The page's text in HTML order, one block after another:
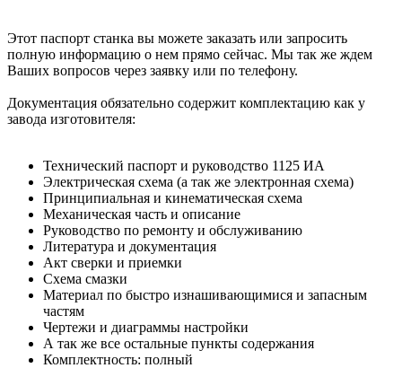
Этот паспорт станка вы можете заказать или запросить
полную информацию о нем прямо сейчас. Мы так же ждем
Ваших вопросов через заявку или по телефону.
Документация обязательно содержит комплектацию как у
завода изготовителя:
Технический паспорт и руководство 1125 ИА
Электрическая схема (а так же электронная схема)
Принципиальная и кинематическая схема
Механическая часть и описание
Руководство по ремонту и обслуживанию
Литература и документация
Акт сверки и приемки
Схема смазки
Материал по быстро изнашивающимися и запасным
частям
Чертежи и диаграммы настройки
А так же все остальные пункты содержания
Комплектность: полный